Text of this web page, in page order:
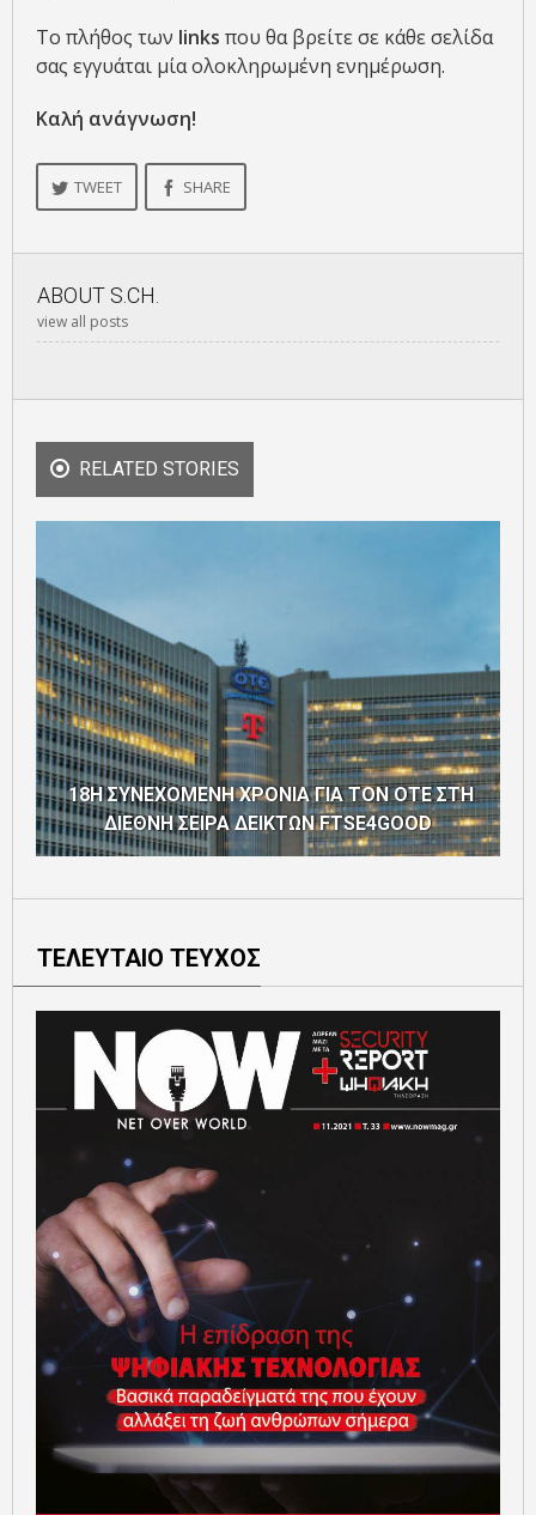
Το πλήθος των links που θα βρείτε σε κάθε σελίδα
σας εγγυάται μία ολοκληρωμένη ενημέρωση.
Καλή ανάγνωση!
TWEET SHARE
ABOUT S.CH.
view all posts
RELATED STORIES
18Η ΣΥΝΕΧΟΜΕΝΗ ΧΡΟΝΙΑ ΓΙΑ ΤΟΝ ΟΤΕ ΣΤΗ
ΔΙΕΘΝΗ ΣΕΙΡΑ ΔΕΙΚΤΩΝ FTSE4GOOD
ΤΕΛΕΥΤΑΙΟ ΤΕΥΧΟΣ